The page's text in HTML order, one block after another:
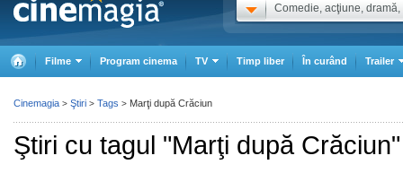
Comedie, acţiune, dramă,
Filme Program cinema TV Timp liber În curând Trailer
Ştiri cu tagul "Marţi după Crăciun"
Cinemagia > Ştiri > Tags > Marţi după Crăciun